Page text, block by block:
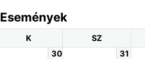
Események
K
SZ
30 31